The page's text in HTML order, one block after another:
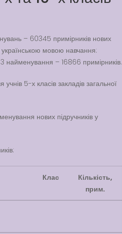
– 60345 примірників нових
українською мовою навчання:
найменування – 16866 примірників.
5-х класів закладів загальної
нових підручників у
Клас Кількість,
прим.